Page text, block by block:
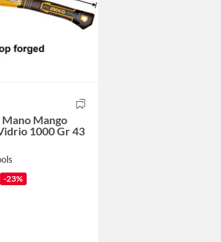
Mano Mango
1000 Gr 43
-23%